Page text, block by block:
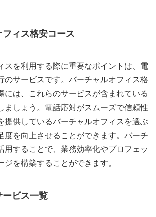
ィス格安コース
スを利用する際に重要なポイントは、電
のサービスです。バーチャルオフィス格
には、これらのサービスが含まれている
ましょう。電話応対がスムーズで信頼性
提供しているバーチャルオフィスを選ぶ
度を向上させることができます。バーチ
用することで、業務効率化やプロフェッ
ジを構築することができます。
ービス一覧